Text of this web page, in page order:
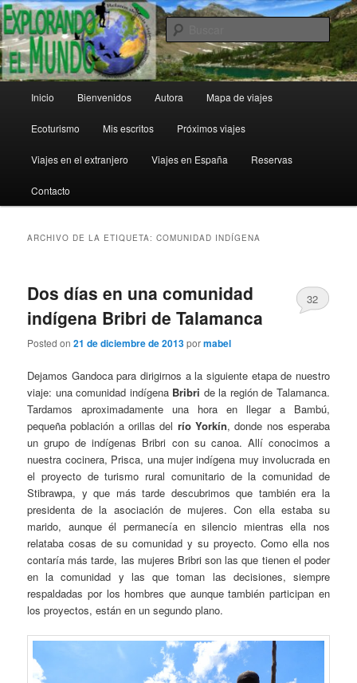
Ir
al
contenido
principal
Ir
al
contenido
secundarioExplorando el Mundo
principal
Inicio Bienvenidos Autora Mapa de viajes
Ecoturismo Mis escritos Próximos viajes
Viajes en el extranjero Viajes en España Reservas
Contacto
ARCHIVO DE LA ETIQUETA:COMUNIDAD INDÍGENA
Dos días en una comunidad
indígena Bribri de Talamanca
Posted on21 de diciembre de 2013pormabel
32
Dejamos Gandoca para dirigirnos a la siguiente etapa de nuestro
viaje: una comunidad indígena Bribri de la región de Talamanca.
Tardamos aproximadamente una hora en llegar a Bambú,
pequeña población a orillas del río Yorkín, donde nos esperaba
un grupo de indígenas Bribri con su canoa. Allí conocimos a
nuestra cocinera, Prisca, una mujer indígena muy involucrada en
el proyecto de turismo rural comunitario de la comunidad de
Stibrawpa, y que más tarde descubrimos que también era la
presidenta de la asociación de mujeres. Con ella estaba su
marido, aunque él permanecía en silencio mientras ella nos
relataba cosas de su comunidad y su proyecto. Como ella nos
contaría más tarde, las mujeres Bribri son las que tienen el poder
en la comunidad y las que toman las decisiones, siempre
respaldadas por los hombres que aunque también participan en
los proyectos, están en un segundo plano.